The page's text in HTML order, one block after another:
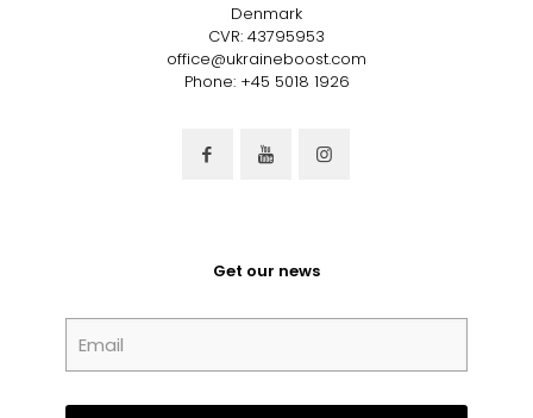
Denmark
CVR: 43795953
office@ukraineboost.com
Phone: +45 5018 1926
Get our news